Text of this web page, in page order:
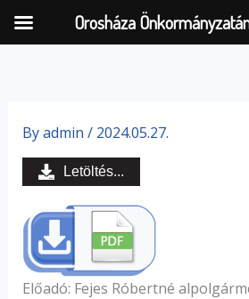
content
Byadmin / 2024.05.27.
Előadó: Fejes Róbertné
Letöltés...
Orosháza